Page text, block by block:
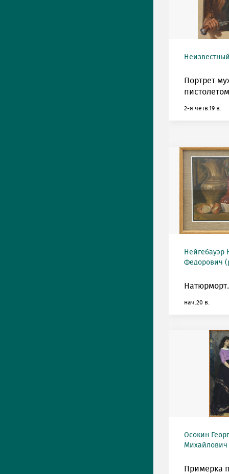
Портрет
2-я четв.19 в.
Нейгебауэр
Федорович
Натюрморт.
нач.20 в.
Осокин
Михайлович
Примерка